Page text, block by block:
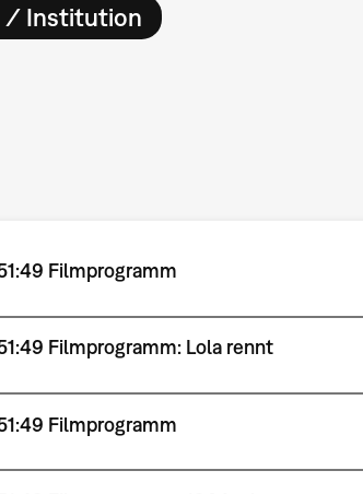
/ Institution
Filmprogramm
Filmprogramm: Lola rennt
Filmprogramm